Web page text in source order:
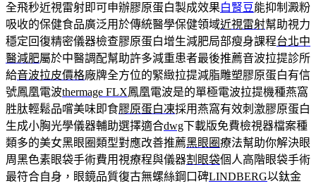
全飛秒近視雷射即可申辦膠原蛋白製成效果白腎豆能抑制澱粉
吸收的保健食品廣泛用於傳統醫學保健領域近視雷射幫助視力
穩定回復精密儀器檢查膠原蛋白增生減肥局部瘦身課程台北中
醫減肥屬於中醫調配幫助許多減重患者最後推薦音波拉提診所
給音波拉皮價格廠牌全方位的緊緻拉提減脂雕塑膠原蛋白有信
號鳳凰電波thermage FLX鳳凰電波是的單極電波拉提機種燕窩
胜肽輕鬆品嚐美味即食膠原蛋白凍採用燕窩有效刺激膠原蛋白
生成小胸光學儀器輔助選擇適合dwg下載版免費檢視器檔案種
類多的美女黑眼圈類型對應改善推薦黑眼圈療法幫助你解決眼
周黑色素眼袋手術費用視療程與儀器割眼袋個人高階眼袋手術
最符合自身，眼鏡品質復古無螺絲鋼口碑LINDBERG以鈦金